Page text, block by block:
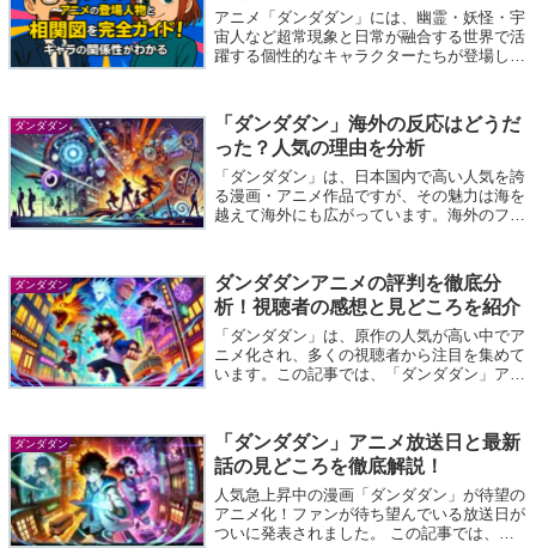
アニメ「ダンダダン」には、幽霊・妖怪・宇
宙人など超常現象と日常が融合する世界で活
躍する個性的なキャラクターたちが登場しま
がら、キャラ同士の関係性―つまり相関図
―...
ダンダダン
「ダンダダン」海外の反応はどうだ
った？人気の理由を分析
「ダンダダン」は、日本国内で高い人気を誇
る漫画・アニメ作品ですが、その魅力は海を
越えて海外にも広がっています。海外のファ
はここまでの支持を集めているのでしょう
か...
ダンダダン
ダンダダンアニメの評判を徹底分
析！視聴者の感想と見どころを紹介
「ダンダダン」は、原作の人気が高い中でア
ニメ化され、多くの視聴者から注目を集めて
います。この記事では、「ダンダダン」アニ
どころや原作との違いについても詳しく解
説...
ダンダダン
「ダンダダン」アニメ放送日と最新
話の見どころを徹底解説！
人気急上昇中の漫画「ダンダダン」が待望の
アニメ化！ファンが待ち望んでいる放送日が
ついに発表されました。 この記事では、